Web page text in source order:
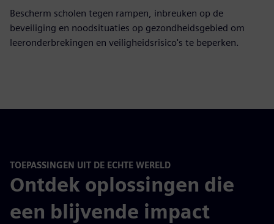
Bescherm scholen tegen rampen, inbreuken op de
beveiliging en noodsituaties op gezondheidsgebied om
leeronderbrekingen en veiligheidsrisico's te beperken.
TOEPASSINGEN UIT DE ECHTE WERELD
Ontdek oplossingen die
een blijvende impact